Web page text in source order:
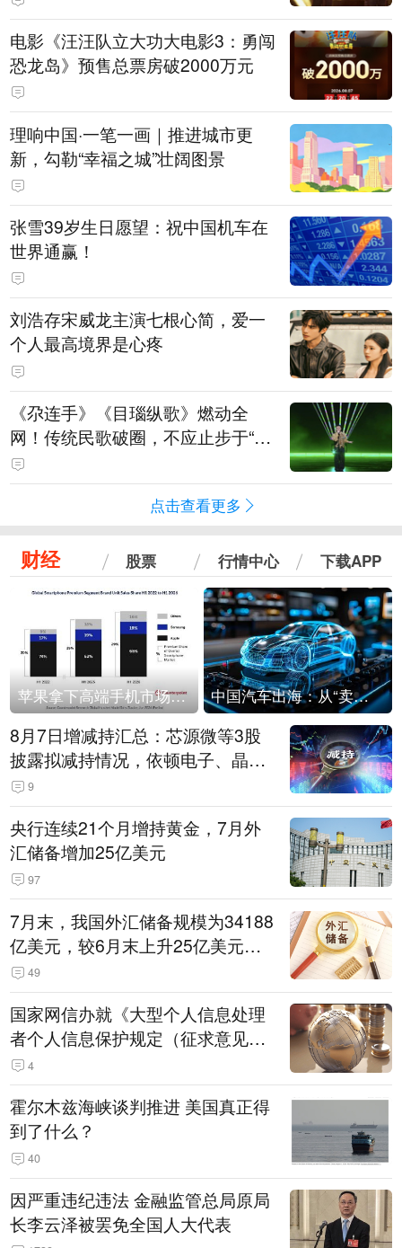
电影《汪汪队立大功大电影3：勇闯
恐龙岛》预售总票房破2000万元
理响中国·一笔一画｜推进城市更
新，勾勒“幸福之城”壮阔图景
张雪39岁生日愿望：祝中国机车在
世界通赢！
刘浩存宋威龙主演七根心简，爱一
个人最高境界是心疼
《尕连手》《目瑙纵歌》燃动全
网！传统民歌破圈，不应止步于“上
头”
点击查看更多
财经 股票 行情中心 下载APP
苹果拿下高端手机市场65%的份额：iPhone 17系列功不可没 中国汽车出海：从“卖出去”到“走进去”
8月7日增减持汇总：芯源微等3股
披露拟减持情况，依顿电子、晶华
微拟增持（表）
9
央行连续21个月增持黄金，7月外
汇储备增加25亿美元
97
7月末，我国外汇储备规模为34188
亿美元，较6月末上升25亿美元，
升幅为0.07%
49
国家网信办就《大型个人信息处理
者个人信息保护规定（征求意见
稿）》公开征求意见
4
霍尔木兹海峡谈判推进 美国真正得
到了什么？
40
因严重违纪违法 金融监管总局原局
长李云泽被罢免全国人大代表